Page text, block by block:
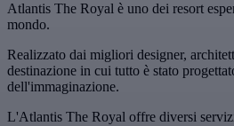
Atlantis The Royal è uno dei resort
mondo.
Realizzato dai migliori designer,
destinazione in cui tutto è stato
dell'immaginazione.
L'Atlantis The Royal offre diversi